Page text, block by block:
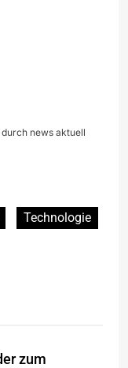
news aktuell
Technologie
zum